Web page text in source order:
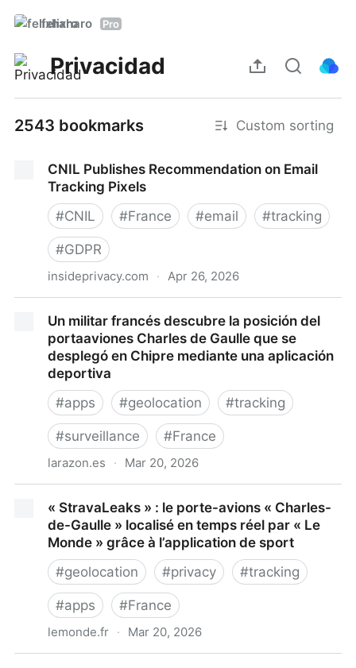
felixharo Pro
Privacidad
2543 bookmarks Custom sorting
CNIL Publishes Recommendation on Email
Tracking Pixels
#CNIL #France #email #tracking
#GDPR
insideprivacy.com · Apr 26, 2026
PixelsUn militar francés descubre la posición del
portaaviones Charles de Gaulle que se
desplegó en Chipre mediante una aplicación
deportiva
#apps #geolocation #tracking
#surveillance #France
larazon.es · Mar 20, 2026
portaaviones Charles de Gaulle que se desplegó en
Chipre mediante una aplicación deportiva
« StravaLeaks » : le porte-avions « Charles-
de-Gaulle » localisé en temps réel par « Le
Monde » grâce à l’application de sport
#geolocation #privacy #tracking
#apps #France
lemonde.fr · Mar 20, 2026